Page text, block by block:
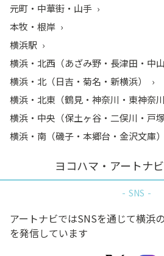
元町・中華街・山手
本牧・根岸
横浜駅
横浜・北西（あざみ野・長津田・中山
横浜・北（日吉・菊名・新横浜）
横浜・北東（鶴見・神奈川・東神奈川
横浜・中央（保土ヶ谷・二俣川・戸
横浜・南（磯子・本郷台・金沢文庫）
ヨコハマ・アートナ
SNS
アートナビではSNSを通じて横浜
を発信しています